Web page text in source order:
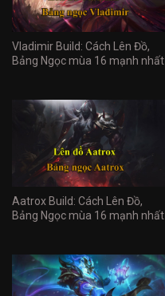
Vladimir Build: Cách Lên Đồ,
Bảng Ngọc mùa 16 mạnh nhất
Aatrox Build: Cách Lên Đồ,
Bảng Ngọc mùa 16 mạnh nhất